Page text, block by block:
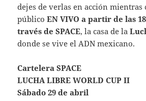
dejes de verlas en acción mientras
públicoEN VIVO a partir de las
través de SPACE, la casa de la
donde se vive el ADN mexicano.
Cartelera SPACE
LUCHA LIBRE WORLD CUP II
Sábado 29 de abril